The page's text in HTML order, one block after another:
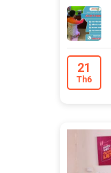
21
Th6